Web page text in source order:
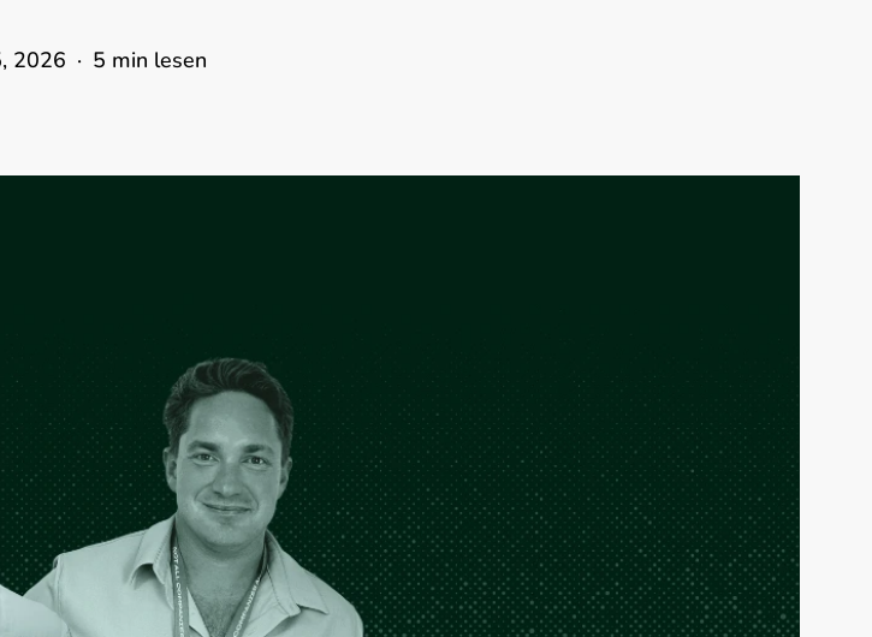
2026 5 min lesen